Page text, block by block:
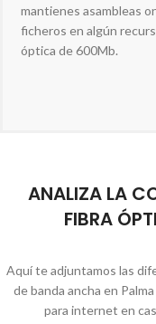
mantienes asambleas
ficheros en algún
óptica de 600Mb.
ANALIZA LA
FIBRA
Aquí te adjuntamos las
de banda ancha en
para internet en